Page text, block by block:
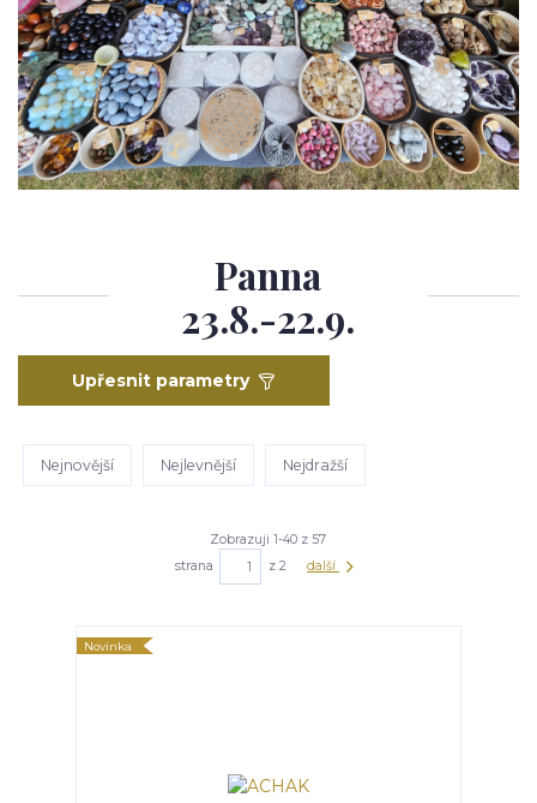
Panna
23.8.-22.9.
Upřesnit parametry
Nejnovější Nejlevnější Nejdražší
Zobrazuji 1-40 z 57
strana
z 2 další
Novinka